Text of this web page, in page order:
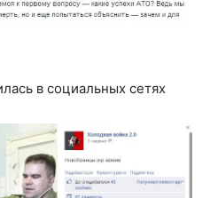
в социальных сетях